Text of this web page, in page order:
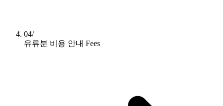
04/
유류분 비용 안내 Fees